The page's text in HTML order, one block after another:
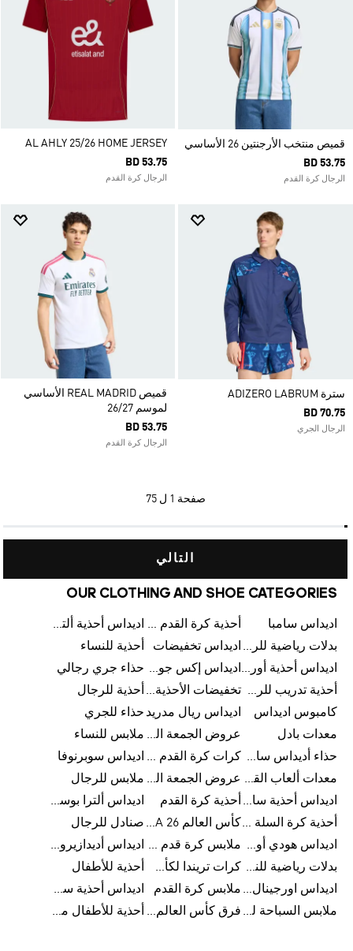
قميص منتخب الأرجنتين 26 الأساسي
BD 53.75
الرجال كرة القدم
AL AHLY 25/26 HOME JERSEY
BD 53.75
الرجال كرة القدم
سترة ADIZERO LABRUM
BD 70.75
الرجال الجري
قميص REAL MADRID الأساسي
لموسم 26/27
BD 53.75
الرجال كرة القدم
صفحة 1 ل 75
التالي
OUR CLOTHING AND SHOE CATEGORIES
اديداس سامبا أحذية كرة القدم للرجال
اديداس أحذية ألترا بوست للرجال
بدلات رياضية للرجال اديداس تخفيضات
أحذية للنساء
اديداس أحذية أورجينالز
اديداس إكس جود بيلينغهام حذاء جري رجالي
أحذية تدريب للرجال
تخفيضات الأحذية للرجال أحذية للرجال
كامبوس اديداس
اديداس ريال مدريد حذاء للجري
معدات بادل
عروض الجمعة البيضاء للرجال ملابس للنساء
حذاء أديداس سامبا للأطفال
كرات كرة القدم للرجال اديداس سوبرنوفا
معدات ألعاب القوى
عروض الجمعة البيضاء للسيدات ملابس للرجال
اديداس أحذية سامبا للنساء أحذية كرة القدم
اديداس ألترا بوست
أحذية كرة السلة للرجال
كأس العالم FIFA 26™ صنادل للرجال
اديداس هودي أورجينال للنساء
ملابس كرة قدم للاطفال
اديداس أديدازيرو معدات الجري
بدلات رياضية للنساء
كرات تريندا لكأس العالم FIFA 26™
أحذية للأطفال
اديداس اورجينال ملابس ملابس كرة القدم
اديداس أحذية سوبرنوفا للرجال
ملابس السباحة للرجال
فرق كأس العالم FIFA 26™ أحذية للأطفال من 8 إلى 16 سنة